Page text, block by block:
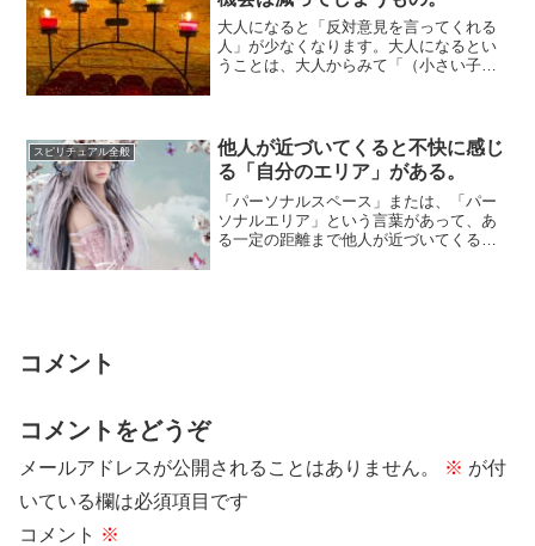
大人になると「反対意見を言ってくれる
人」が少なくなります。大人になるとい
うことは、大人からみて「（小さい子ど
スピリチュアル全般
他人が近づいてくると不快に感じ
る「自分のエリア」がある。
「パーソナルスペース」または、「パー
ソナルエリア」という言葉があって、あ
る一定の距離まで他人が近づいてくると
コメント
コメントをどうぞ
メールアドレスが公開されることはありません。 ※ が付
いている欄は必須項目です
コメント ※